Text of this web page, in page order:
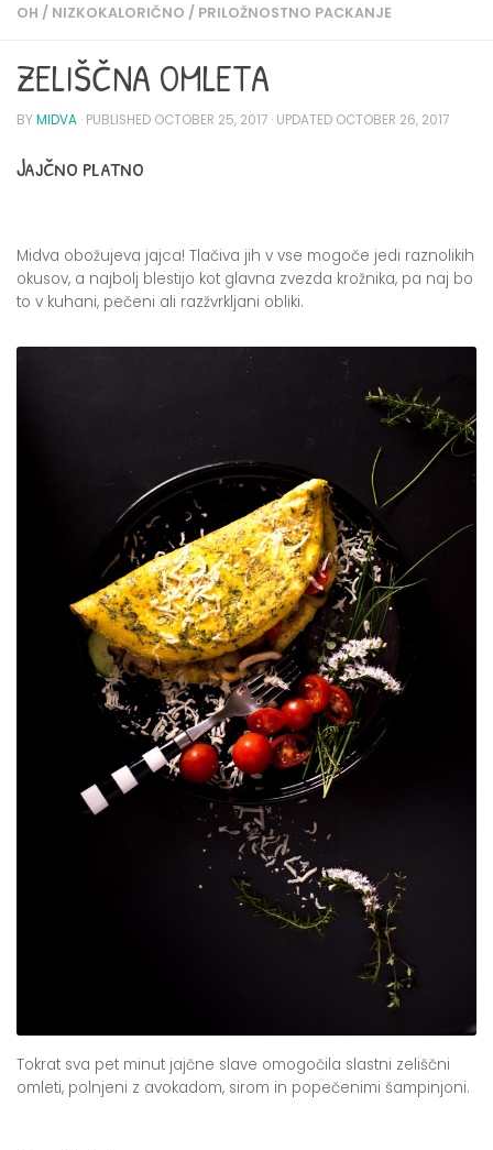
OH / NIZKOKALORIČNO / PRILOŽNOSTNO PACKANJE
ZELIŠČNA OMLETA
BYMIDVA · PUBLISHED OCTOBER 25, 2017 · UPDATED OCTOBER 26, 2017
Jajčno platno
Midva obožujeva jajca! Tlačiva jih v vse mogoče jedi raznolikih
okusov, a najbolj blestijo kot glavna zvezda krožnika, pa naj bo
to v kuhani, pečeni ali razžvrkljani obliki.
Tokrat sva pet minut jajčne slave omogočila slastni zeliščni
omleti, polnjeni z avokadom, sirom in popečenimi šampinjoni.